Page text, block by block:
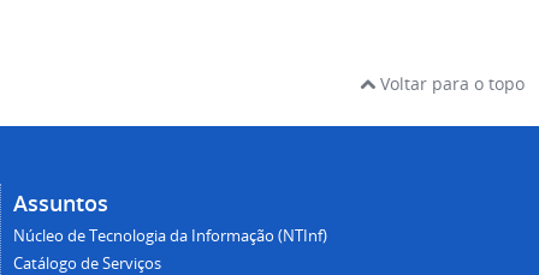
Voltar para o topo
Assuntos
Núcleo de Tecnologia da Informação (NTInf)
Catálogo de Serviços